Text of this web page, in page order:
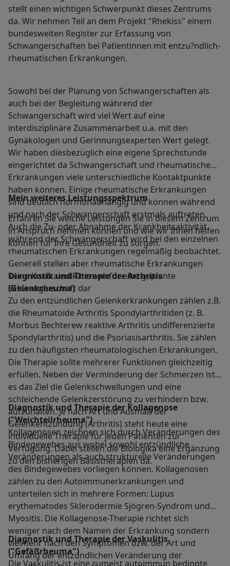
stellt einen wichtigen Schwerpunkt dieses Zentrums
da. Wir nehmen Teil an dem Projekt "Rhekiss" einem
bundesweiten Register zur Erfassung von
Schwangerschaften bei Patientinnen mit entzu?ndlich-
rheumatischen Erkrankungen.
Sowohl bei der Planung von Schwangerschaften als
auch bei der Begleitung während der
Schwangerschaft wird viel Wert auf eine
interdisziplinäre Zusammenarbeit u.a. mit den
Gynäkologen und Gerinnungsexperten Wert gelegt.
Wir haben diesbezüglich eine eigene Sprechstunde
eingerichtet da Schwangerschaft und rheumatische
Erkrankungen viele unterschiedliche Kontaktpunkte
haben können. Einige rheumatische Erkrankungen
sind deutlich hormonabhängig und können während
und nach der Schwangerschaft erstmals auftreten.
Auch die Zu- oder Abnahme der Krankheitsaktivität
während der Schwangerschaft wird bei den einzelnen
rheumatischen Erkrankungen regelmäßig beobachtet.
Generell stellen aber rheumatische Erkrankungen
keine Kontraindikationen für eine geplante
Schwangerschaft dar
Mein weiteres Leistungs­spektrum
Erfahren Sie welche Leistungen Sie in diesem Zentrum
in Anspruch nehmen können und wie wir Ihnen helfen
können für Ihre Gesundheit zu sorgen.
Diagnostik und Therapie der Arthritis
(Gelenkrheuma)
Zu den entzündlichen Gelenkerkrankungen zählen z.B.
die Rheumatoide Arthritis Spondylarthritiden (z. B.
Morbus Bechterew reaktive Arthritis undifferenzierte
Spondylarthritis) und die Psoriasisarthritis. Sie zählen
zu den häufigsten rheumatologischen Erkrankungen.
Die Therapie sollte mehrerer Funktionen gleichzeitig
erfüllen. Neben der Verminderung der Schmerzen ist
es das Ziel die Gelenkschwellungen und eine
schleichende Gelenkzerstörung zu verhindern bzw.
aufzuhalten. Je nach Art und Ausmaß der
Gelenkentzündung (Arthritis) steht heute eine
individuelle Therapie für jeden Patienten zur
Verfügung. Dabei stellen die Biologika eine Ergänzung
zu den bisherigen Basistherapien da.
Diagnostik und Therapie der Kollagenose
("Weichteilrheuma")
Kollagenosen zeichnen sich durch Veränderungen des
Bindegewebes aus wobei sowohl entzündliche
Veränderungen als auch strukturelle Veränderungen
des Bindegewebes vorliegen können. Kollagenosen
zählen zu den Autoimmunerkrankungen und
unterteilen sich in mehrere Formen: Lupus
erythematodes Sklerodermie Sjögren-Syndrom und
Myositis. Die Kollagenose-Therapie richtet sich
weniger nach dem Namen der Erkrankung sondern
vielmehr nach den Symptomen bzw. der Art und
Umfang der entzündlichen Veränderung der
Diagnostik und Therapie der Vaskulitis
("Gefäßrheuma")
Die Vaskulitis ist eine zumeist autoimmun bedingte